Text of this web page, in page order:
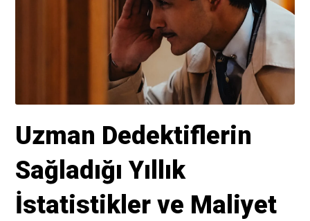
Uzman Dedektiflerin
Sağladığı Yıllık
İstatistikler ve Maliyet